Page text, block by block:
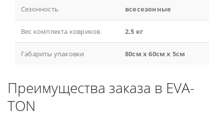
Сезонность всесезонные
Вес комплекта ковриков 2.5 кг
Габариты упаковки 80см x 60см x 5см
Преимущества заказа в EVA-
TON